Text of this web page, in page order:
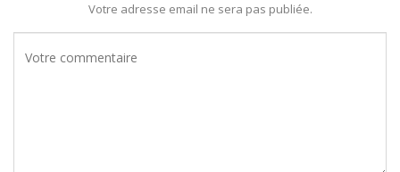
Votre adresse email ne sera pas publiée.